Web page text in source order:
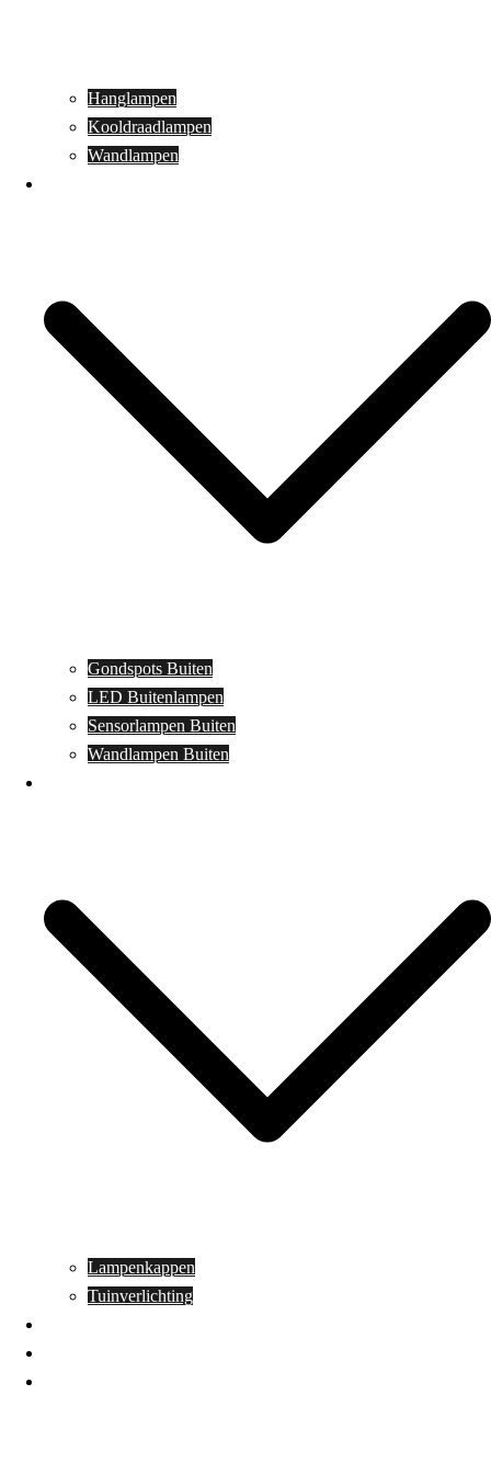
Hanglampen
Kooldraadlampen
Wandlampen
Gondspots Buiten
LED Buitenlampen
Sensorlampen Buiten
Wandlampen Buiten
Lampenkappen
Tuinverlichting